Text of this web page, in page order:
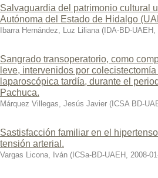
Salvaguardia del patrimonio cultural
Autónoma del Estado de Hidalgo
Ibarra Hernández, Luz Liliana ( IDA-BD-UAEH ,
Sangrado transoperatorio, como
leve, intervenidos por
laparoscópica tardía, durante el
Pachuca.
Márquez Villegas, Jesús Javier ( ICSA BD-
Sastisfacción familiar en el
tensión arterial.
Vargas Licona, Iván ( ICSa-BD-UAEH , 2008-